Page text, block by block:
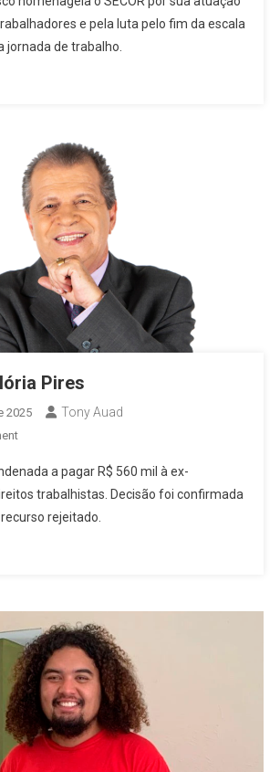
De
Osasco
Reconhece
Reforça
Luta
Pelo
Fim
Da
Escala
6×1
e pela luta pelo fim da escala
jornada de trabalho.
Pires
2025 Tony Auad
On
X
Glória
Pires
a pagar R$ 560 mil à ex-
trabalhistas. Decisão foi confirmada
rejeitado.